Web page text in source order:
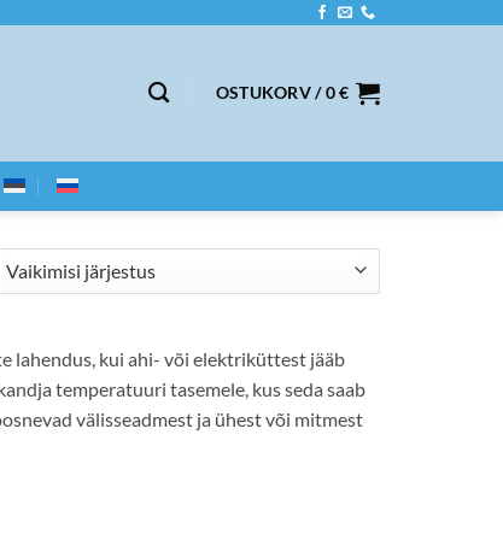
OSTUKORV /0€
lahendus, kui ahi- või elektriküttest jääb
temperatuuri tasemele, kus seda saab
välisseadmest ja ühest või mitmest